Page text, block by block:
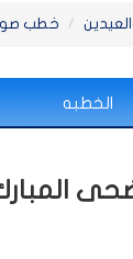
خطب صوتية
الخطبه
1446 هـ